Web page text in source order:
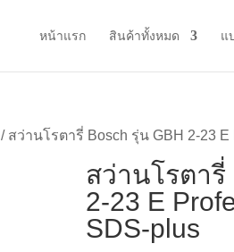
หน้าแรก สินค้าทั้งหมด แ
/ สว่านโรตารี่ Bosch รุ่น GBH 2-23
สว่านโรตารี่
2-23 E
SDS-plus